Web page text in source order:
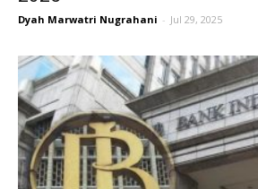
Dyah Marwatri Nugrahani - Jul 29, 2025